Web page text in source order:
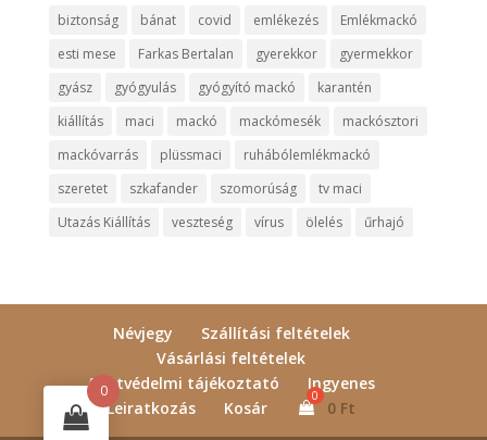
biztonság bánat covid emlékezés
Emlékmackó
esti mese
Farkas Bertalan gyerekkor
gyermekkor
gyász
gyógyulás gyógyító mackó
karantén
kiállítás
maci mackó mackómesék
mackósztori
mackóvarrás
plüssmaci
ruhábólemlékmackó
szeretet
szkafander szomorúság
tv maci
Utazás Kiállítás
veszteség vírus ölelés űrhajó
Névjegy
Szállítási feltételek
Vásárlási feltételek
Adatvédelmi tájékoztató
Ingyenes
Leiratkozás
Kosár 0 Ft
0